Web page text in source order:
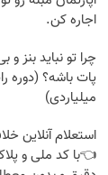
اجاره کن.
چرا تو نباید بنز و
پات باشه؟ (دوره
میلیاردی)
استعلام آنلاین
👈با کد ملی و